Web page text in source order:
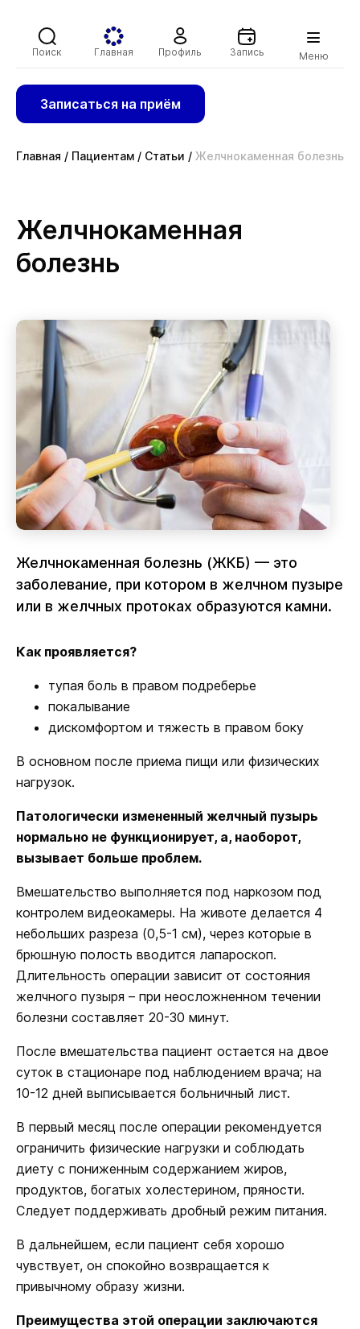
Поиск Главная Профиль Запись Меню
Записаться на приём
Главная / Пациентам / Статьи / Желчнокаменная болезнь
Желчнокаменная
болезнь
Желчнокаменная болезнь (ЖКБ) — это
заболевание, при котором в желчном пузыре
или в желчных протоках образуются камни.
Как проявляется?
тупая боль в правом подреберье
покалывание
дискомфортом и тяжесть в правом боку
В основном после приема пищи или физических
нагрузок.
Патологически измененный желчный пузырь
нормально не функционирует, а, наоборот,
вызывает больше проблем.
Вмешательство выполняется под наркозом под
контролем видеокамеры. На животе делается 4
небольших разреза (0,5-1 см), через которые в
брюшную полость вводится лапароскоп.
Длительность операции зависит от состояния
желчного пузыря – при неосложненном течении
болезни составляет 20-30 минут.
После вмешательства пациент остается на двое
суток в стационаре под наблюдением врача; на
10-12 дней выписывается больничный лист.
В первый месяц после операции рекомендуется
ограничить физические нагрузки и соблюдать
диету с пониженным содержанием жиров,
продуктов, богатых холестерином, пряности.
Следует поддерживать дробный режим питания.
В дальнейшем, если пациент себя хорошо
чувствует, он спокойно возвращается к
привычному образу жизни.
Преимущества этой операции заключаются